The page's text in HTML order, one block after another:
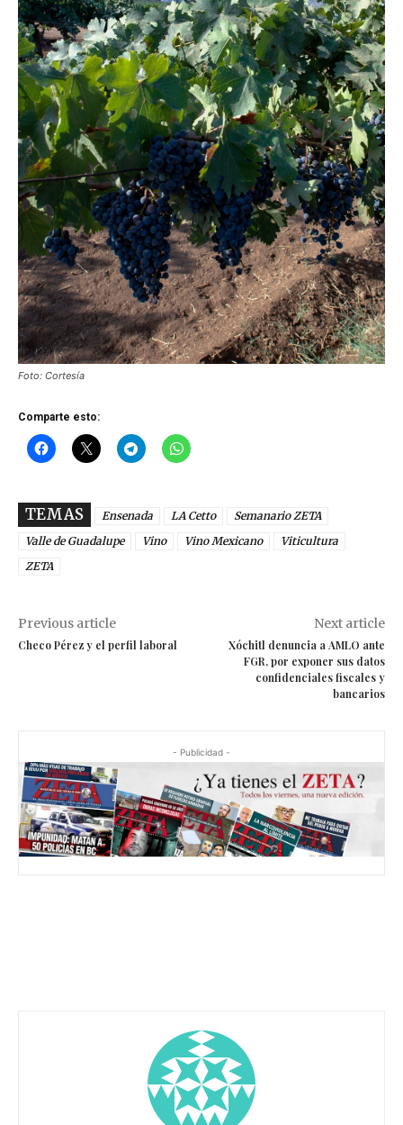
Foto: Cortesía
Comparte esto:
TEMAS Ensenada LA Cetto
Semanario ZETA
Valle de Guadalupe
Vino Vino Mexicano
Viticultura
ZETA
Previous article
Checo Pérez y el perfil laboral
Next article
Xóchitl denuncia a AMLO ante
FGR, por exponer sus datos
confidenciales fiscales y
bancarios
- Publicidad -